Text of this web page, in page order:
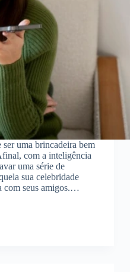
uma brincadeira bem
com a inteligência
uma série de
sua celebridade
com seus amigos.…